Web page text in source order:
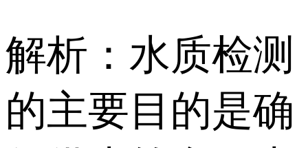
解析：水质检测
的主要目的是确